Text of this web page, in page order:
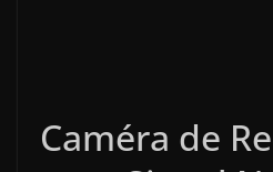
Caméra de